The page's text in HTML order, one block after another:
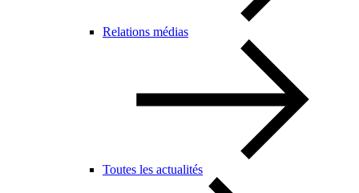
Relations médias
Toutes les actualités